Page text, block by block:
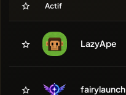
Actif
LazyApe
fairylaunch